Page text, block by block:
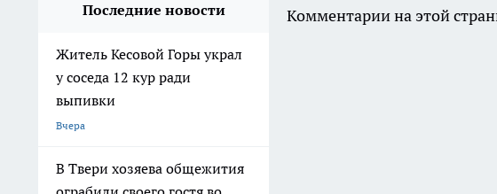
Последние новости
Житель Кесовой Горы украл
у соседа 12 кур ради
выпивки
Вчера
В Твери хозяева общежития
Комментарии на этой